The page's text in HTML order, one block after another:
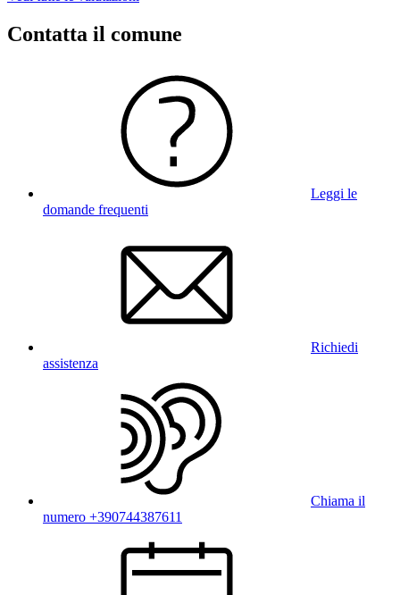
Contatta il comune
Leggi le
domande frequenti
Richiedi
assistenza
Chiama il
numero +390744387611